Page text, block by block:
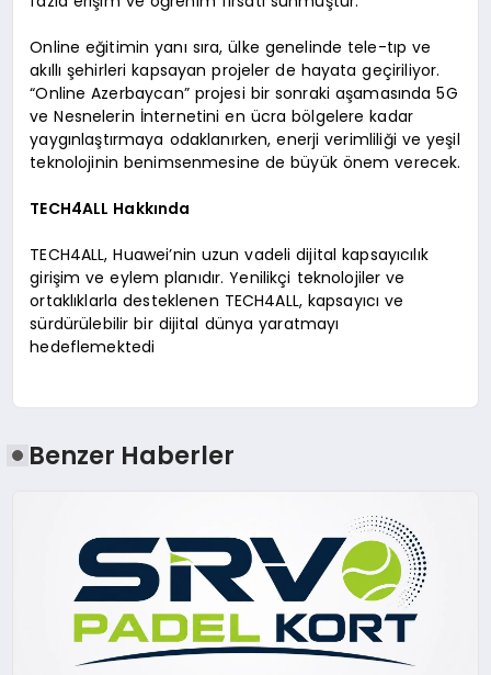
Online eğitimin yanı sıra, ülke genelinde tele-tıp ve
akıllı şehirleri kapsayan projeler de hayata geçiriliyor.
“Online Azerbaycan” projesi bir sonraki aşamasında 5G
ve Nesnelerin İnternetini en ücra bölgelere kadar
yaygınlaştırmaya odaklanırken, enerji verimliliği ve yeşil
teknolojinin benimsenmesine de büyük önem verecek.
TECH4ALL Hakkında
TECH4ALL, Huawei’nin uzun vadeli dijital kapsayıcılık
girişim ve eylem planıdır. Yenilikçi teknolojiler ve
ortaklıklarla desteklenen TECH4ALL, kapsayıcı ve
sürdürülebilir bir dijital dünya yaratmayı
hedeflemektedi
Benzer Haberler